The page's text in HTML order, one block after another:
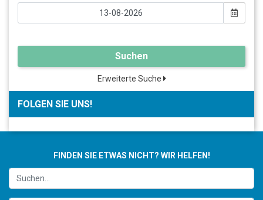
Suchen
Erweiterte Suche
FOLGEN SIE UNS!
FINDEN SIE ETWAS NICHT? WIR HELFEN!